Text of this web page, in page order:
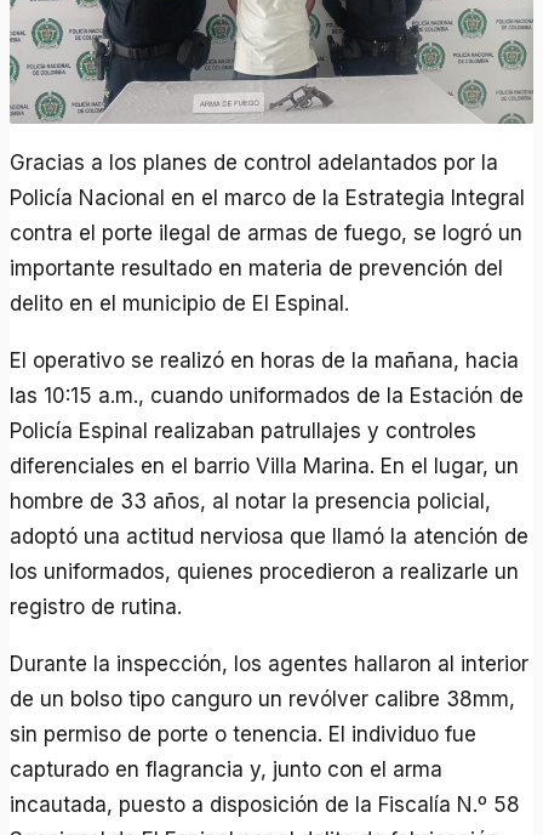
Gracias a los planes de control adelantados por la
Policía Nacional en el marco de la Estrategia Integral
contra el porte ilegal de armas de fuego, se logró un
importante resultado en materia de prevención del
delito en el municipio de El Espinal.
El operativo se realizó en horas de la mañana, hacia
las 10:15 a.m., cuando uniformados de la Estación de
Policía Espinal realizaban patrullajes y controles
diferenciales en el barrio Villa Marina. En el lugar, un
hombre de 33 años, al notar la presencia policial,
adoptó una actitud nerviosa que llamó la atención de
los uniformados, quienes procedieron a realizarle un
registro de rutina.
Durante la inspección, los agentes hallaron al interior
de un bolso tipo canguro un revólver calibre 38mm,
sin permiso de porte o tenencia. El individuo fue
capturado en flagrancia y, junto con el arma
incautada, puesto a disposición de la Fiscalía N.º 58